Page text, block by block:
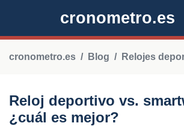
cronometro.es
cronometro.es Blog Relojes
Reloj deportivo vs.
¿cuál es mejor?